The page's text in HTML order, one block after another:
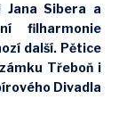
Jana Sibera a
filharmonie
další. Pětice
Třeboň i
Divadla